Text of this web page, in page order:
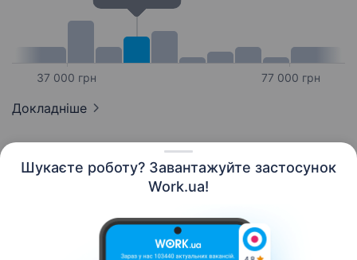
Шукаєте роботу? Завантажуйте застосунок
Work.ua!
37 000 грн 77 000 грн
Докладніше